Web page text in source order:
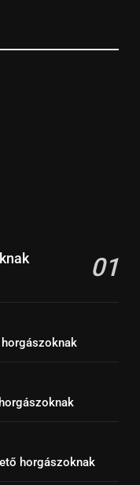
01
horgászoknak